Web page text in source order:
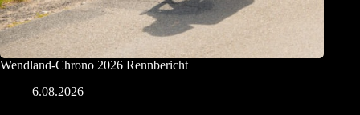
Wendland-Chrono 2026 Rennbericht
6.08.2026